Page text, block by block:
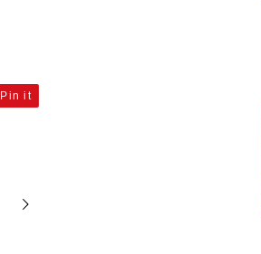
Pin it